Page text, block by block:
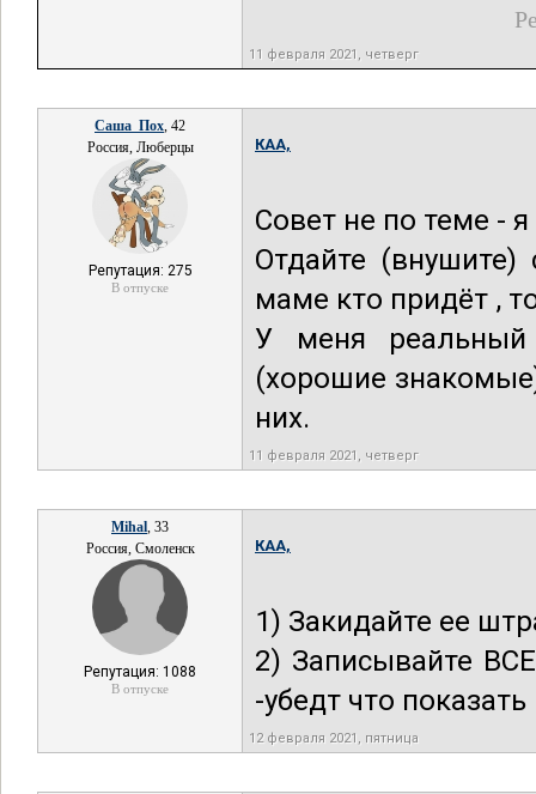
11 февраля 2021, четверг
Саша_Пох, 42
Россия, Люберцы
Репутация: 275
В отпуске
КАА,
Совет не по теме -
Отдайте
маме кто придёт ,
У меня реальный
(хорошие
них.
11 февраля 2021, четверг
Mihal, 33
Россия, Смоленск
Репутация: 1088
В отпуске
КАА,
1) Закидайте ее
2) Записывайте
-убедт что
12 февраля 2021, пятница